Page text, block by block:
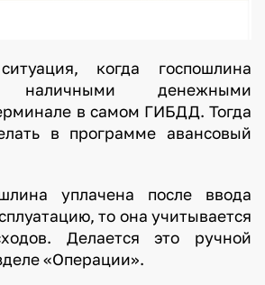
когда госпошлина
наличными денежными
в самом ГИБДД. Тогда
в программе авансовый
уплачена после ввода
то она учитывается
Делается это ручной
«Операции».